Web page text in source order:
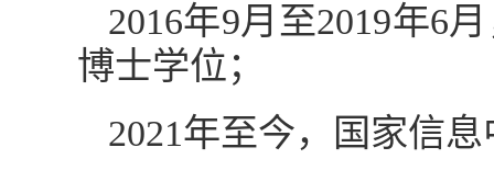
2016年9月至2019年6
博士学位；
2021年至今，国家信